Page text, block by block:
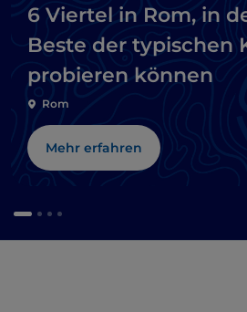
6 Viertel in Rom, in
Beste der typischen
probieren können
Rom
Mehr erfahren